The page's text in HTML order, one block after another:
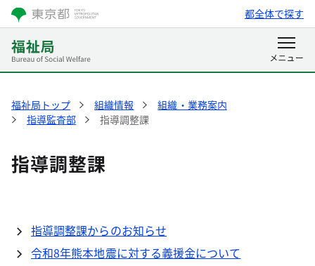
都全体で探す
福祉局トップ 組織情報
組織・業務案内
指導監査部
指導調整課
指導調整課
指導調整課からのお知らせ
令和8年熊本地震に対する義援金について